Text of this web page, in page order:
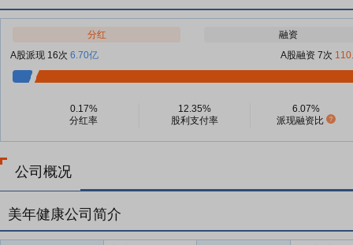
分红
融资
A股派现 16次 6.70亿 A股融资 7次
0.17%
分红率
12.35%
股利支付率
6.07%
派现融资比
公司概况
美年健康公司简介